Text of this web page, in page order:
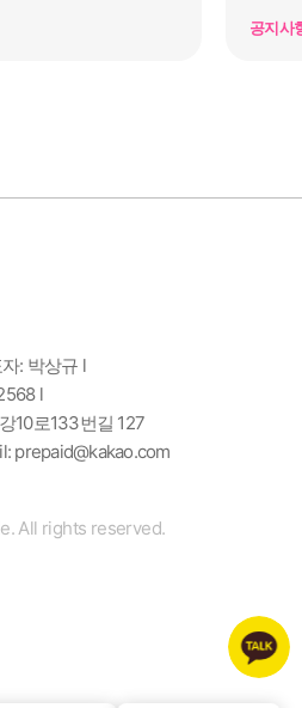
공지사
: 박상규 l
l
10로133번길 127
prepaid@kakao.com
All rights reserved.